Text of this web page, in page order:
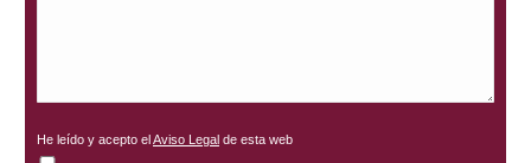
He leído y acepto elAviso Legal de esta web